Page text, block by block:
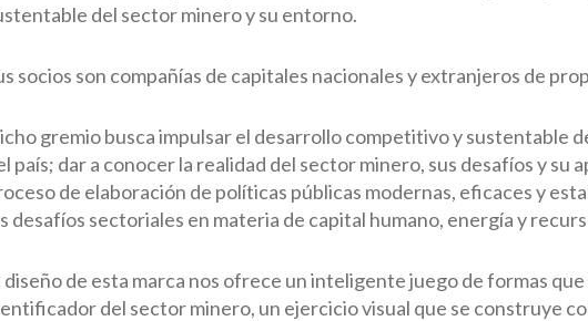
del sector minero y su entorno.
socios son compañías de capitales nacionales y extranjeros de
gremio busca impulsar el desarrollo competitivo y sustentable
país; dar a conocer la realidad del sector minero, sus desafíos y
de elaboración de políticas públicas modernas, eficaces y
desafíos sectoriales en materia de capital humano, energía y
diseño de esta marca nos ofrece un inteligente juego de formas
del sector minero, un ejercicio visual que se construye